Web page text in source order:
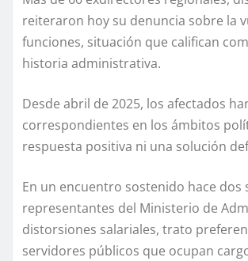
reiteraron hoy su denuncia sobre la
funciones, situación que califican
historia administrativa.
Desde abril de 2025, los afectados
correspondientes en los ámbitos
respuesta positiva ni una solución
En un encuentro sostenido hace
representantes del Ministerio de
distorsiones salariales, trato
servidores públicos que ocupan